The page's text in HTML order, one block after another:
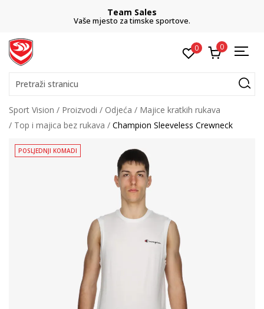
Team Sales
Vaše mjesto za timske sportove.
0 0
Pretraži stranicu
Sport Vision Proizvodi Odjeća
Majice kratkih rukava
Top i majica bez rukava
Champion Sleeveless Crewneck
POSLJEDNJI KOMADI